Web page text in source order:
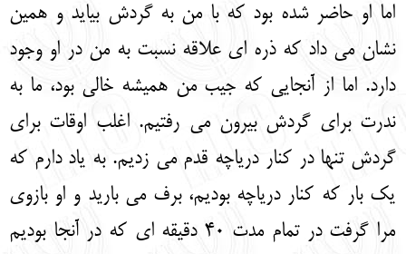
اما او حاضر شده بود که با من به گردش بیاید و همین
نشان می داد که ذره ای علاقه نسبت به من در او وجود
دارد. اما از آنجایی که جیب من همیشه خالی بود، ما به
ندرت برای گردش بیرون می رفتیم. اغلب اوقات برای
گردش تنها در کنار دریاچه قدم می زدیم. به یاد دارم که
یک بار که کنار دریاچه بودیم، برف می بارید و او بازوی
مرا گرفت در تمام مدت 40 دقیقه ای که در آنجا بودیم